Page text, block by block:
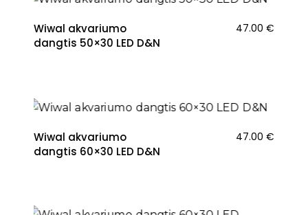
Wiwal akvariumo
dangtis 50×30 LED D&N
47.00 €
Wiwal akvariumo
dangtis 60×30 LED D&N
47.00 €